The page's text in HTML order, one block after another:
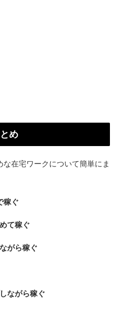
め
在宅ワークについて簡単にま
稼ぐ
て稼ぐ
がら稼ぐ
ながら稼ぐ